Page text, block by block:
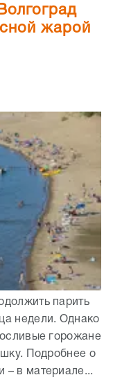
жарой
парить
недели. Однако
горожане
Подробнее о
– в материале...